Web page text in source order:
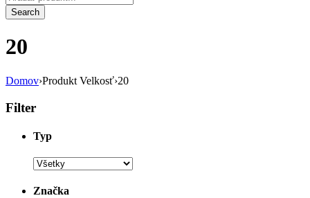
20
Domov›Produkt Velkosť›20
Filter
Typ
Značka